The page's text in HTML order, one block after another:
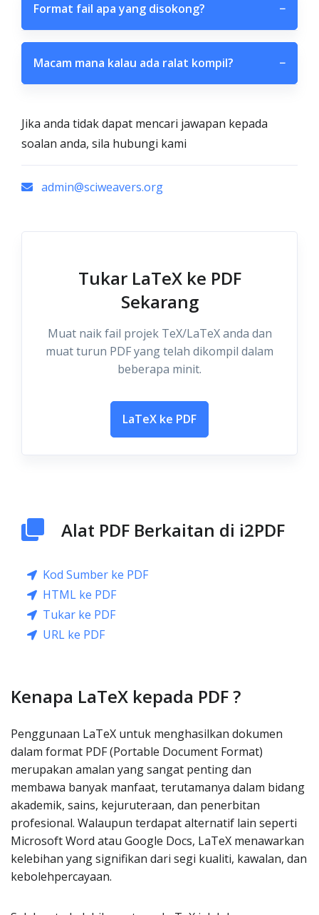
Format fail apa yang disokong? −
Macam mana kalau ada ralat kompil? −
Jika anda tidak dapat mencari jawapan kepada
soalan anda, sila hubungi kami
admin@sciweavers.org
Tukar LaTeX ke PDF
Sekarang
Muat naik fail projek TeX/LaTeX anda dan
muat turun PDF yang telah dikompil dalam
beberapa minit.
LaTeX ke PDF
Alat PDF Berkaitan di i2PDF
Kod Sumber ke PDF
HTML ke PDF
Tukar ke PDF
URL ke PDF
Kenapa LaTeX kepada PDF ?
Penggunaan LaTeX untuk menghasilkan dokumen
dalam format PDF (Portable Document Format)
merupakan amalan yang sangat penting dan
membawa banyak manfaat, terutamanya dalam bidang
akademik, sains, kejuruteraan, dan penerbitan
profesional. Walaupun terdapat alternatif lain seperti
Microsoft Word atau Google Docs, LaTeX menawarkan
kelebihan yang signifikan dari segi kualiti, kawalan, dan
kebolehpercayaan.